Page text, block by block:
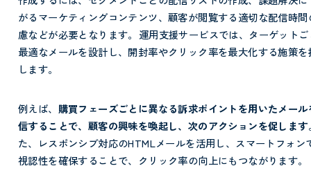
がるマーケティングコンテンツ、顧客が閲覧する適切な配信時間
慮などが必要となります。 運用支援サービスでは、ターゲット
最適なメールを設計し、開封率やクリック率を最大化する施策を
します。
例えば、 購買フェーズごとに異なる訴求ポイントを用いたメール
信することで、顧客の興味を喚起し、次のアクションを促します
た、レスポンシブ対応のHTMLメールを活用し、スマートフォン
視認性を確保することで、クリック率の向上にもつながります。